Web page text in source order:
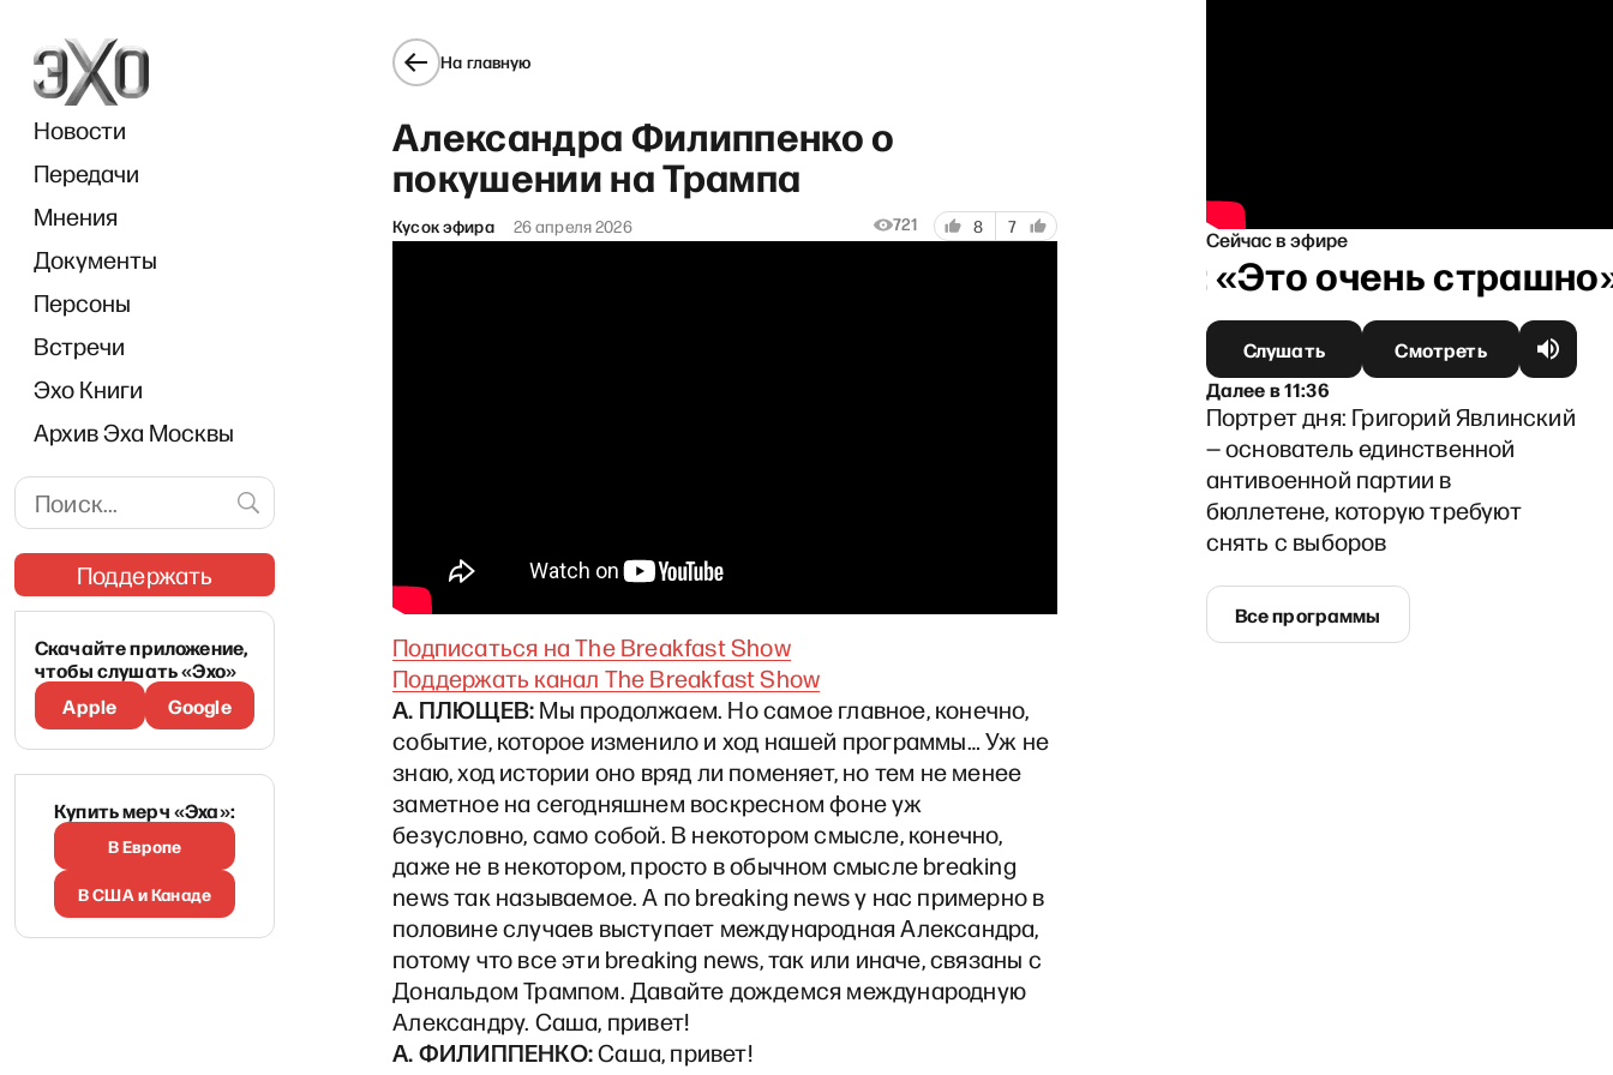
Новости
Передачи
Мнения
Документы
Персоны
Встречи
Эхо Книги
Архив Эха Москвы
Поддержать
Скачайте приложение,
чтобы слушать «Эхо»
Apple
Google
Купить мерч «Эха»:
В Европе
В США и Канаде
На главную
Александра Филиппенко о
покушении на Трампа
Кусок эфира 26 апреля 2026 721 8 7
Подписаться на The Breakfast Show
Поддержать канал The Breakfast Show
А. ПЛЮЩЕВ:Мы продолжаем. Но самое главное, конечно,
событие, которое изменило и ход нашей программы… Уж не
знаю, ход истории оно вряд ли поменяет, но тем не менее
заметное на сегодняшнем воскресном фоне уж
безусловно, само собой. В некотором смысле, конечно,
даже не в некотором, просто в обычном смысле breaking
news так называемое. А по breaking news у нас примерно в
половине случаев выступает международная Александра,
потому что все эти breaking news, так или иначе, связаны с
Дональдом Трампом. Давайте дождемся международную
Александру. Саша, привет!
А. ФИЛИППЕНКО:Саша, привет!
Сейчас в эфире
«И грянул Грэм» с Антоном Долиным: «Это очень
Слушать
Смотреть
Далеев11:36
Портрет дня: Григорий Явлинский
— основатель единственной
антивоенной партии в
бюллетене, которую требуют
снять с выборов
Все программы